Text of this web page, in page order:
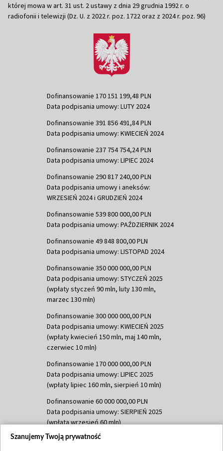
której mowa w art. 31 ust. 2 ustawy z dnia 29 grudnia 1992 r. o
radiofonii i telewizji (Dz. U. z 2022 r. poz. 1722 oraz z 2024 r. poz. 96)
Dofinansowanie 170 151 199,48 PLN
Data podpisania umowy: LUTY 2024
Dofinansowanie 391 856 491,84 PLN
Data podpisania umowy: KWIECIEŃ 2024
Dofinansowanie 237 754 754,24 PLN
Data podpisania umowy: LIPIEC 2024
Dofinansowanie 290 817 240,00 PLN
Data podpisania umowy i aneksów:
WRZESIEŃ 2024 i GRUDZIEŃ 2024
Dofinansowanie 539 800 000,00 PLN
Data podpisania umowy: PAŹDZIERNIK 2024
Dofinansowanie 49 848 800,00 PLN
Data podpisania umowy: LISTOPAD 2024
Dofinansowanie 350 000 000,00 PLN
Data podpisania umowy: STYCZEŃ 2025
(wpłaty styczeń 90 mln, luty 130 mln,
marzec 130 mln)
Dofinansowanie 300 000 000,00 PLN
Data podpisania umowy: KWIECIEŃ 2025
(wpłaty kwiecień 150 mln, maj 140 mln,
czerwiec 10 mln)
Dofinansowanie 170 000 000,00 PLN
Data podpisania umowy: LIPIEC 2025
(wpłaty lipiec 160 mln, sierpień 10 mln)
Dofinansowanie 60 000 000,00 PLN
Data podpisania umowy: SIERPIEŃ 2025
(wpłata wrzesień 60 mln)
Dofinansowanie 635 783 051,21 PLN
Szanujemy Twoją prywatność